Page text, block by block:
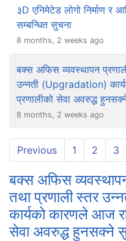
३D एनिमेटेड लोगो निर्माण र
सम्बन्धित सुचना
8 months, 2 weeks ago
बक्स अफिस व्यवस्थापन
उन्नती (Upgradation)
प्रणालीको सेवा अवरुद्ध
8 months, 2 weeks ago
Previous 1 2 3
बक्स अफिस
तथा प्रणाली स्तर
कार्यको कारणले आज
सेवा अवरुद्ध हुनसक्ने